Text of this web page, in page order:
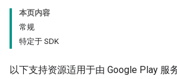
本页内容
常规
特定于 SDK
以下支持资源适用于由 Google Play 服